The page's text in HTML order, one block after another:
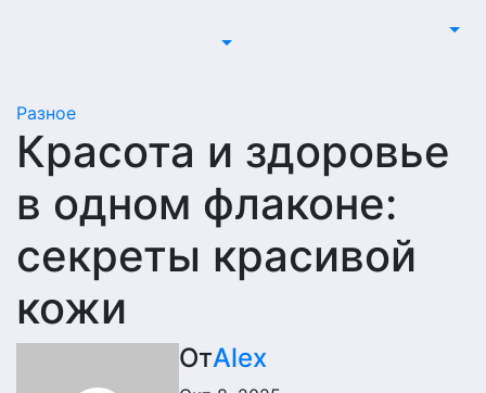
Разное
Красота и здоровье
в одном флаконе:
секреты красивой
кожи
ОтAlex